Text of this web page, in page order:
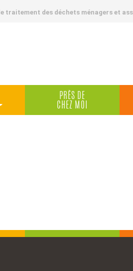
traitement des déchets ménagers et
PRÈS DE
CHEZ MOI